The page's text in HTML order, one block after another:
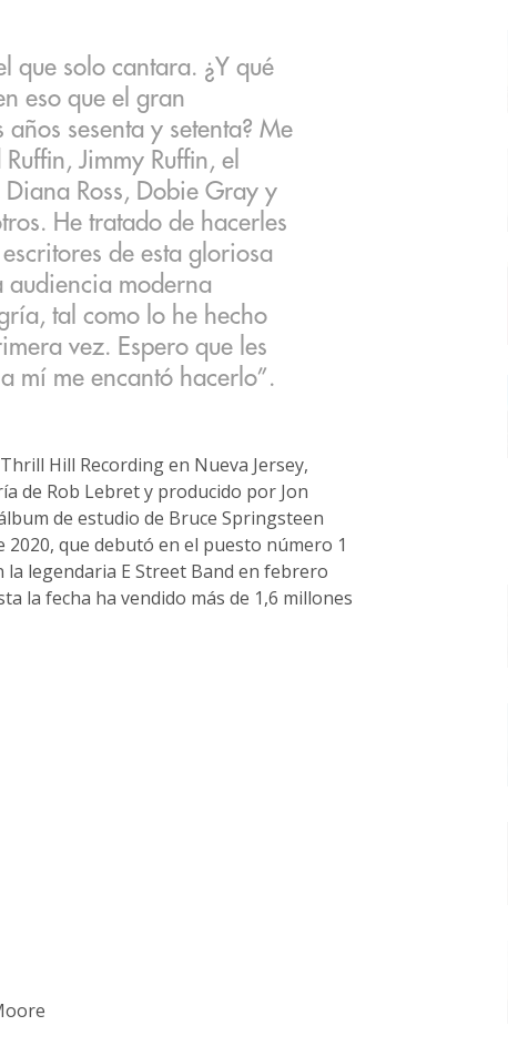
que solo cantara. ¿Y qué
eso que el gran
sesenta y setenta? Me
Jimmy Ruffin, el
Ross, Dobie Gray y
He tratado de hacerles
de esta gloriosa
audiencia moderna
tal como lo he hecho
vez. Espero que les
mí me encantó hacerlo”.
Hill Recording en Nueva Jersey,
de Rob Lebret y producido por Jon
de estudio de Bruce Springsteen
2020, que debutó en el puesto número 1
legendaria E Street Band en febrero
la fecha ha vendido más de 1,6 millones